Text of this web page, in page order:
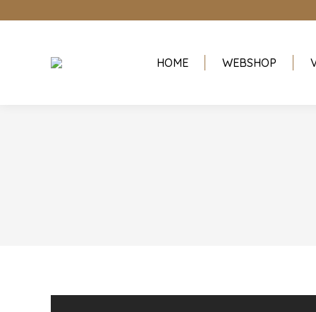
HOME WEBSHOP